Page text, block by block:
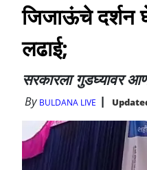
जिजाऊंचे दर्शन
लढाई;
सरकारला गुडघ्यावर
By BULDANA LIVE